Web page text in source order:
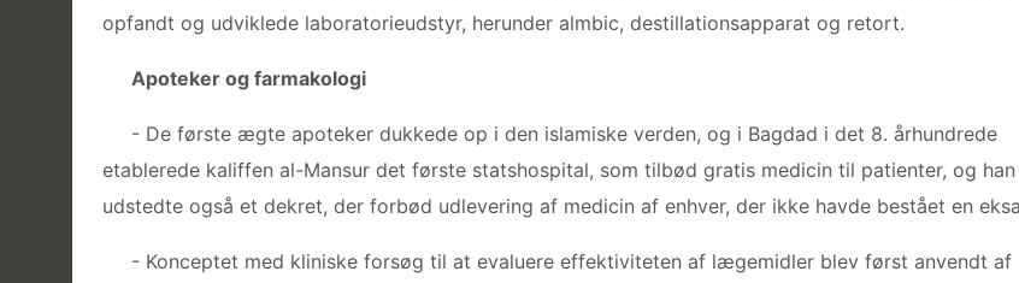
opfandt og udviklede laboratorieudstyr, herunder almbic, destillationsapparat og retort.
Apoteker og farmakologi
- De første ægte apoteker dukkede op i den islamiske verden, og i Bagdad i det 8. århundrede
etablerede kaliffen al-Mansur det første statshospital, som tilbød gratis medicin til patienter, og han
udstedte også et dekret, der forbød udlevering af medicin af enhver, der ikke havde bestået en
- Konceptet med kliniske forsøg til at evaluere effektiviteten af ​​lægemidler blev først anvendt af